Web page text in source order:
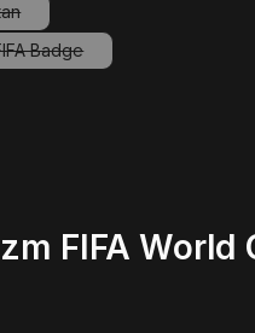
nicht verfügbar.)
Option ist zurzeit nicht
Badge
ist zurzeit nicht verfügbar.)
FIFA World